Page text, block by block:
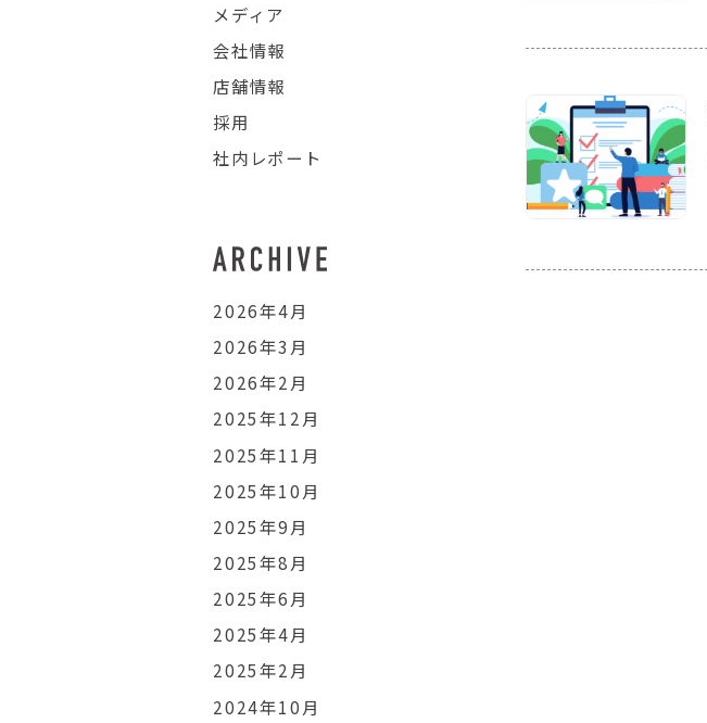
メディア
会社情報
店舗情報
採用
社内レポート
2026年4月
2026年3月
2026年2月
2025年12月
2025年11月
2025年10月
2025年9月
2025年8月
2025年6月
2025年4月
2025年2月
2024年10月